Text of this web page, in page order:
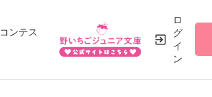
コンテス
ロ
グ
イ
ン